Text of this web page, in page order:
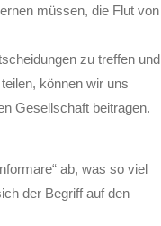
müssen, die Flut von
zu treffen und
können wir uns
Gesellschaft beitragen.
ab, was so viel
der Begriff auf den